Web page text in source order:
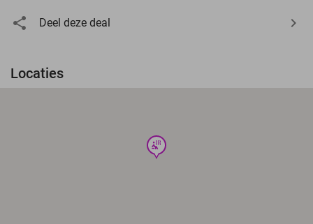
Deel deze deal
Locaties
wellness